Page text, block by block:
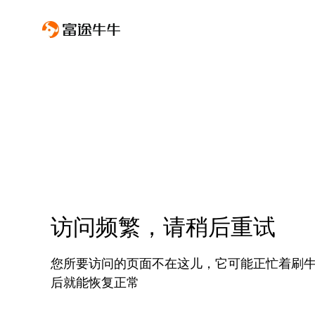
访问频繁，请稍后重试
您所要访问的页面不在这儿，它可能正忙着刷
后就能恢复正常